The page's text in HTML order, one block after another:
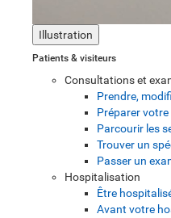
Illustration
Patients & visiteurs
Consultations et
Prendre,
Préparer
Parcourir les
Trouver un
Passer un
Hospitalisation
Être
Avant votre